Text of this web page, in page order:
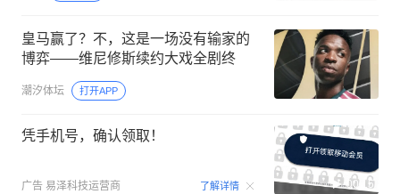
皇马赢了？不，这是一场没有输家的
博弈——维尼修斯续约大戏全剧终
潮汐体坛 打开APP
凭手机号，确认领取！
广告 易泽科技运营商 了解详情 00:15